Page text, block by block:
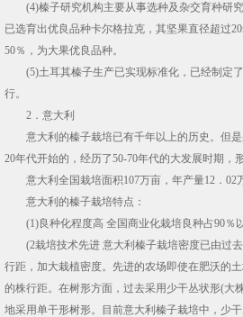
(4)榛子研究机构主要从事选种及杂交育种研
已选育出优良品种卡尔格拉克，其坚果直径超过
50％，为大果优良品种。
(5)土耳其榛子生产已实现标准化，已经制定
行。
2．意大利
意大利的榛子栽培已有千年以上的历史。但是
20年代开始的，经历了50-70年代的大发展时期，
意大利全国栽培面积107万亩，年产量12．02万
意大利的榛子栽培特点：
(1)良种化程度高 全国商业化栽培良种占90％以
(2栽培技术先进 意大利榛子栽培密度已由过去
行距，加大栽植密度。先进的农场即使在肥沃的
的株行距。在树形方面，过去采用少干丛状形(大
地采用单干形树形。目前意大利榛子栽培中，少